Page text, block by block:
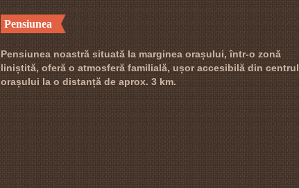
Pensiunea
Pensiunea noastră situată la marginea orașului, într-o zonă
liniștită, oferă o atmosferă familială, ușor accesibilă din centrul
orașului la o distanță de aprox. 3 km.